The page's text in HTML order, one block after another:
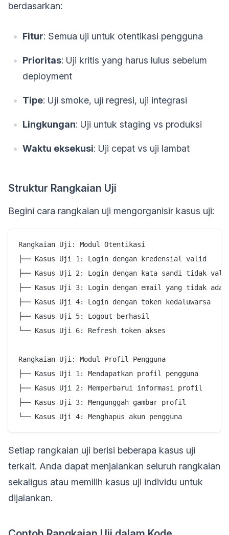
berdasarkan:
Fitur: Semua uji untuk otentikasi pengguna
Prioritas: Uji kritis yang harus lulus sebelum
deployment
Tipe: Uji smoke, uji regresi, uji integrasi
Lingkungan: Uji untuk staging vs produksi
Waktu eksekusi: Uji cepat vs uji lambat
Struktur Rangkaian Uji
Begini cara rangkaian uji mengorganisir kasus uji:
Rangkaian Uji: Modul Otentikasi
├── Kasus Uji 1: Login dengan kredensial valid
├── Kasus Uji 2: Login dengan kata sandi tidak
├── Kasus Uji 3: Login dengan email yang tidak ada
├── Kasus Uji 4: Login dengan token kedaluwarsa
├── Kasus Uji 5: Logout berhasil
└── Kasus Uji 6: Refresh token akses
Rangkaian Uji: Modul Profil Pengguna
├── Kasus Uji 1: Mendapatkan profil pengguna
├── Kasus Uji 2: Memperbarui informasi profil
├── Kasus Uji 3: Mengunggah gambar profil
Setiap rangkaian uji berisi beberapa kasus uji
terkait. Anda dapat menjalankan seluruh rangkaian
sekaligus atau memilih kasus uji individu untuk
dijalankan.